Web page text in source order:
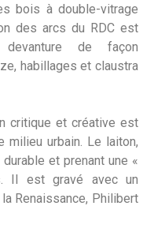
bois à double-vitrage
des arcs du RDC est
de façon
habillages et claustra
critique et créative est
milieu urbain. Le laiton,
et prenant une «
Il est gravé avec un
Renaissance, Philibert